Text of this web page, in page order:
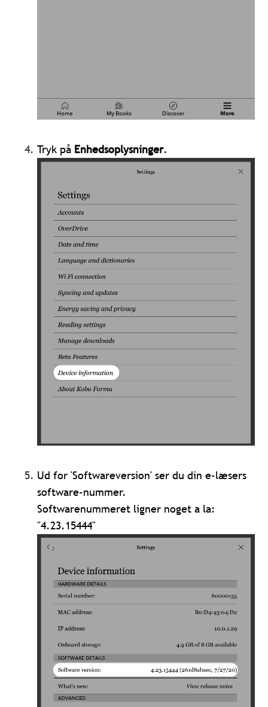
Tryk på Enhedsoplysninger.
Ud for 'Softwareversion' ser du din e-læsers
software-nummer.
Softwarenummeret ligner noget a la:
"4.23.15444"